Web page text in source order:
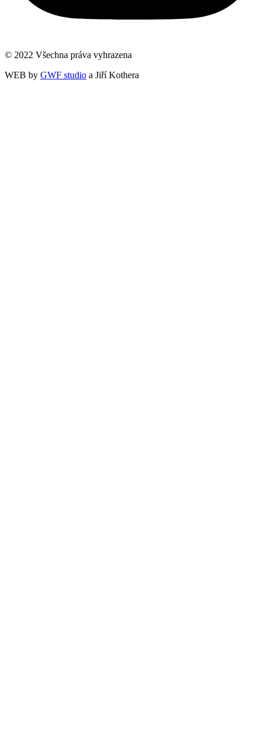
© 2022 Všechna práva vyhrazena
WEB by GWF studio a Jiří Kothera